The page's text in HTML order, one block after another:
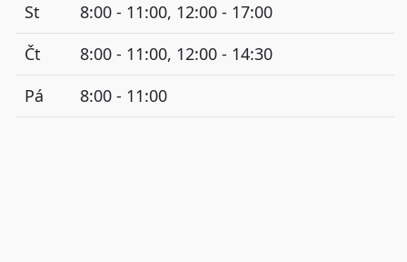
St
8:00 - 11:00, 12:00 - 17:00
Čt
8:00 - 11:00, 12:00 - 14:30
Pá
8:00 - 11:00